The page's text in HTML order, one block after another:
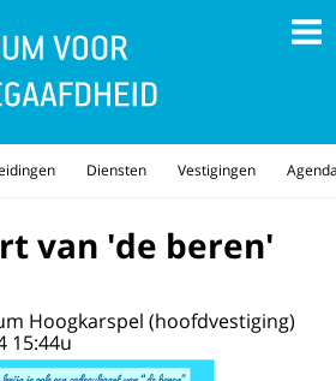
Diensten Vestigingen
van 'de beren'
Hoogkarspel (hoofdvestiging)
15:44u